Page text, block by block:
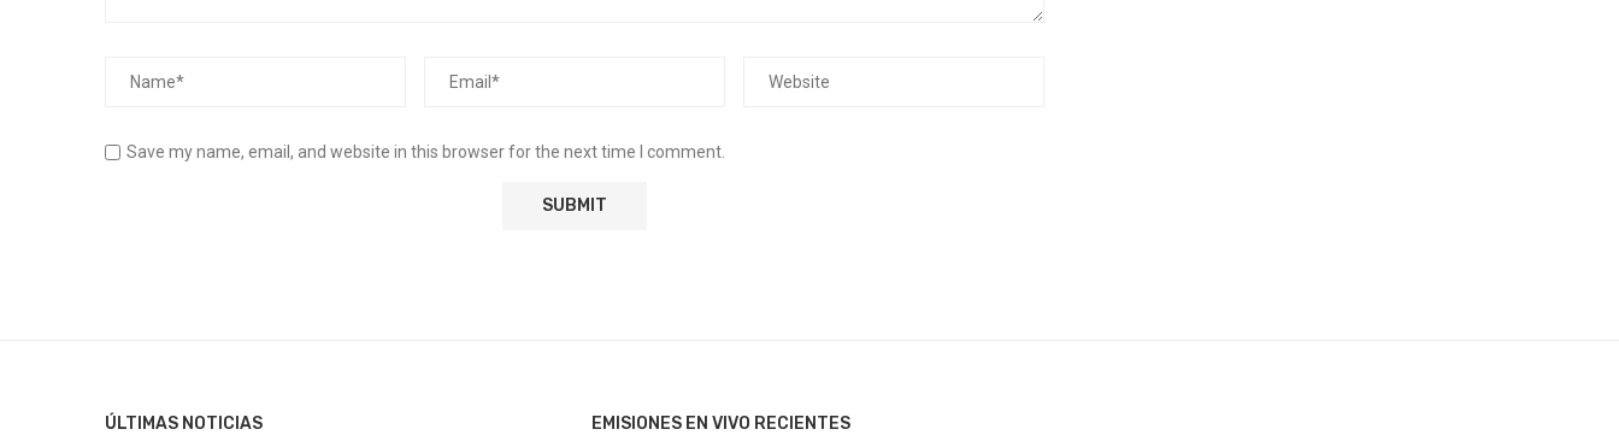
Save my name, email, and website in this browser for the next time I comment.
ÚLTIMAS NOTICIAS EMISIONES EN VIVO RECIENTES